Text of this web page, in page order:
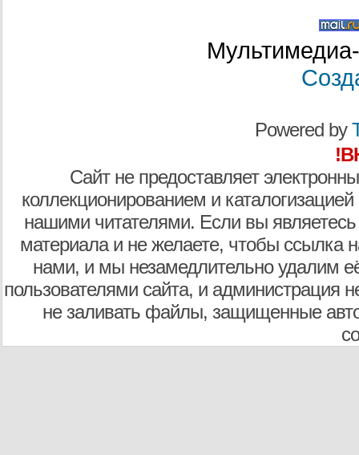
Powered by
Сайт не предоставляет
коллекционированием и
нашими читателями. Если вы являетесь
материала и не желаете, чтобы ссылка
нами, и мы незамедлительно удалим
пользователями сайта, и администрация
не заливать файлы, защищенные